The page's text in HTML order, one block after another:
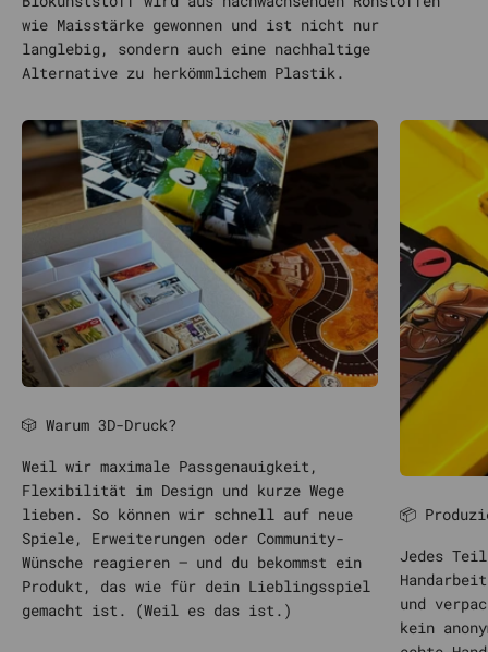
wie Maisstärke gewonnen und ist nicht nur
langlebig, sondern auch eine nachhaltige
Alternative zu herkömmlichem Plastik.
🎲 Warum 3D-Druck?
Weil wir maximale Passgenauigkeit,
Flexibilität im Design und kurze Wege
lieben. So können wir schnell auf neue
Spiele, Erweiterungen oder Community-
Wünsche reagieren – und du bekommst ein
Produkt, das wie für dein Lieblingsspiel
gemacht ist. (Weil es das ist.)
📦
Jedes
und
kein